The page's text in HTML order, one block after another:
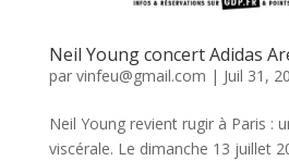
Neil Young concert Adidas
par vinfeu@gmail.com | Juil 31,
Neil Young revient rugir à Paris :
viscérale. Le dimanche 13 juillet